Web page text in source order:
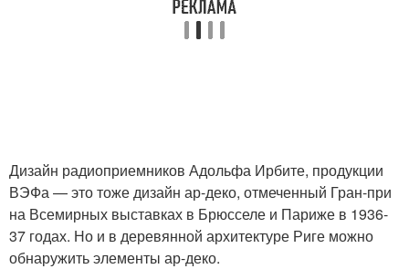
Дизайн радиоприемников Адольфа Ирбите, продукции
ВЭФа — это тоже дизайн ар-деко, отмеченный Гран-при
на Всемирных выставках в Брюсселе и Париже в 1936-
37 годах. Но и в деревянной архитектуре Риге можно
обнаружить элементы ар-деко.